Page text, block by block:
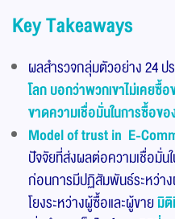
Key Takeaways
ผลสำรวจกลุ่มตัวอย่าง 24 ป
โลก บอกว่าพวกเขาไม่เคยซื้
ขาดความเชื่อมั่นในการซื้อข
Model of trust in E-
ปัจจัยที่ส่งผลต่อความเชื่อมั่น
ก่อนการมีปฏิสัมพันธ์ระหว่า
โยงระหว่างผู้ซื้อและผู้ขายมิ